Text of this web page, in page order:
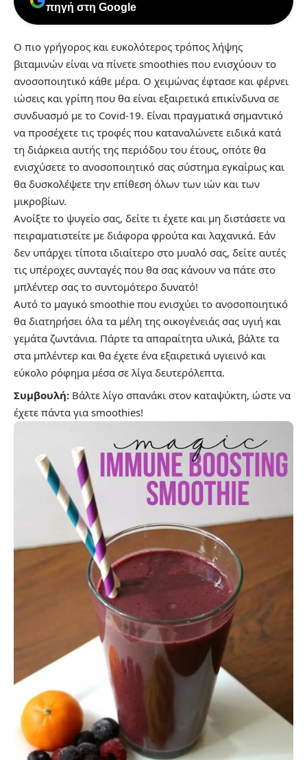
πηγή στη Google
Ο πιο γρήγορος και ευκολότερος τρόπος λήψης
βιταμινών είναι να πίνετε smoothies που ενισχύουν το
ανοσοποιητικό κάθε μέρα. Ο χειμώνας έφτασε και φέρνει
ιώσεις και γρίπη που θα είναι εξαιρετικά επικίνδυνα σε
συνδυασμό με το Covid-19. Είναι πραγματικά σημαντικό
να προσέχετε τις τροφές που καταναλώνετε ειδικά κατά
τη διάρκεια αυτής της περιόδου του έτους, οπότε θα
ενισχύσετε το ανοσοποιητικό σας σύστημα εγκαίρως και
θα δυσκολέψετε την επίθεση όλων των ιών και των
μικροβίων.
Ανοίξτε το ψυγείο σας, δείτε τι έχετε και μη διστάσετε να
πειραματιστείτε με διάφορα φρούτα και λαχανικά. Εάν
δεν υπάρχει τίποτα ιδιαίτερο στο μυαλό σας, δείτε αυτές
τις υπέροχες συνταγές που θα σας κάνουν να πάτε στο
μπλέντερ σας το συντομότερο δυνατό!
Αυτό το μαγικό smoothie που ενισχύει το ανοσοποιητικό
θα διατηρήσει όλα τα μέλη της οικογένειάς σας υγιή και
γεμάτα ζωντάνια. Πάρτε τα απαραίτητα υλικά, βάλτε τα
στα μπλέντερ και θα έχετε ένα εξαιρετικά υγιεινό και
εύκολο ρόφημα μέσα σε λίγα δευτερόλεπτα.
Συμβουλή: Βάλτε λίγο σπανάκι στον καταψύκτη, ώστε να
έχετε πάντα για smoothies!